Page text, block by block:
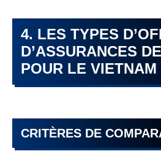
4. LES TYPES
D’ASSURANCES
POUR LE VIETNAM
CRITÈRES DE